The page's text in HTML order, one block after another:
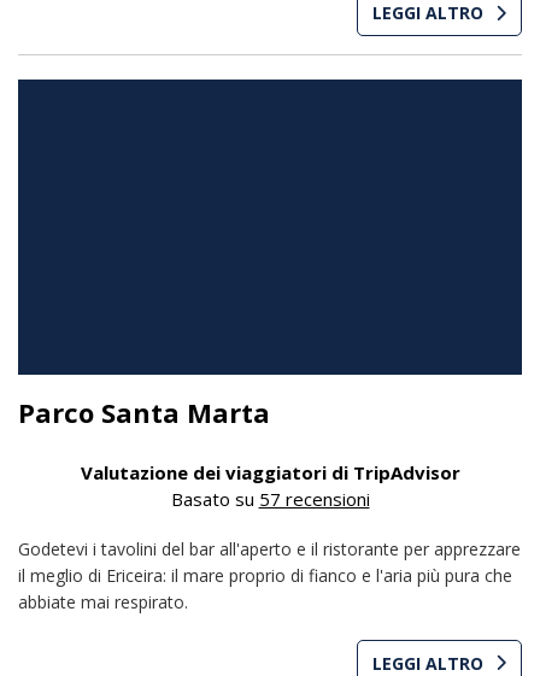
LEGGI ALTRO
Parco Santa Marta
Valutazione dei viaggiatori di TripAdvisor
Basato su 57 recensioni
Godetevi i tavolini del bar all'aperto e il ristorante per apprezzare
il meglio di Ericeira: il mare proprio di fianco e l'aria più pura che
abbiate mai respirato.
LEGGI ALTRO